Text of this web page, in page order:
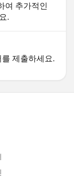
여 추가적인
.
제출하세요.